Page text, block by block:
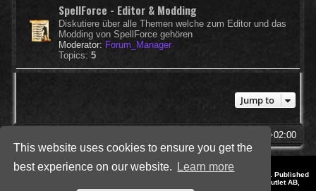
This website uses cookies to ensure you get the
best experience on our website.
Learn more
SpellForce - Editor & Modding
Diskutiere über alle Themen welche zum Editor und das
Modding von SpellForce gehören
Moderator: Forum_Manager
Topics: 5
Jump to
UTC+02:00
Style by IT-Huskys for
© 2014-2023 by THQNordic GmbH, Austria. Published
by THQNordic GmbH. SpellForce is a registered trademark of GO Game Outlet AB,